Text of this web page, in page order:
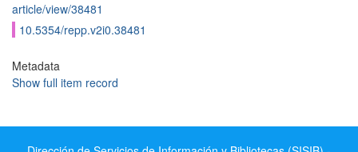
article/view/38481
10.5354/repp.v2i0.38481
Metadata
Show full item record